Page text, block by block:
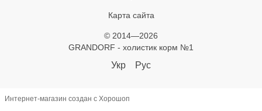
Карта сайта
© 2014—2026
GRANDORF - холистик корм №1
Укр Рус
Интернет-магазин создан с Хорошоп